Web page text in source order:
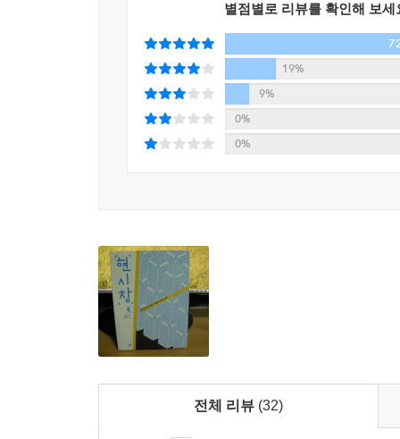
느새 1000만 원 가까이 된다.
1년 전을 떠올렸다. 당시 그는 외국계 홍보회사에
고작 3년 뒤 홍보회사를 스스로 박차고 나가 보
만 원도 채 되지 않았다. 몸은 바쁘고 월급은 적
어려웠다. 생각이 여기에 미치자 더이상 꿈만 좇
아직까지 빈곤층이 모여 사는 밀집 지역, 영구임대
자신이 왜 잘 안 씻게 됐는지도 “모른다.” 지금 뭐
기처럼 옹알대며 작게 말한다. “세상에 어떤 직업
직업은 미싱사뿐이다. 아버지가 오래 해온 일이
영구임대아파트단지에서 또다른 10대를 만났다.
있는 미숙이는 한때 미대 진학을 꿈꿨다. 하지만
특히 임지선은 단지 취재한 내용에 형식적으로
에서 발군의 실력을 발휘하며 보여준 그의 ‘이야
우리 시대 여러 청춘들의 삶을 감동적이고 정직
재구성되면서 살아 있는 현실로 탈바꿈된다. 한
이해할 수 있을 것이다.
감동적인 텍스트와 위트 있는 그림의 만남
위트와 유머가 가득하다. 이는 텍스트 전반에
상상과 성찰을 채워넣을 수 있게끔 돕는다.
이 보고서를 읽으면서 저는 저항과 해방의 근거
- 함세웅 (가톨릭 신부)
글쓴이의 냉정하리만큼 절제된 문체는 이웃의 고
홍세화 (진보신당 대표)
별점별로 리뷰를 확인해 보세
19%
9%
0%
0%
전체 리뷰 (32)